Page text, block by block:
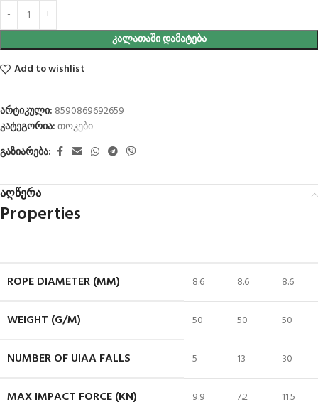
ᲙᲐᲚᲐᲗᲐᲨᲘ ᲓᲐᲛᲐᲢᲔᲑᲐ
Add to wishlist
არტიკული: 8590869692659
კატეგორია:თოკები
გაზიარება:
აღწერა
Properties
ROPE DIAMETER (MM) 8.6 8.6 8.6
WEIGHT (G/M) 50 50 50
NUMBER OF UIAA FALLS 5 13 30
MAX IMPACT FORCE (KN) 9.9 7.2 11.5